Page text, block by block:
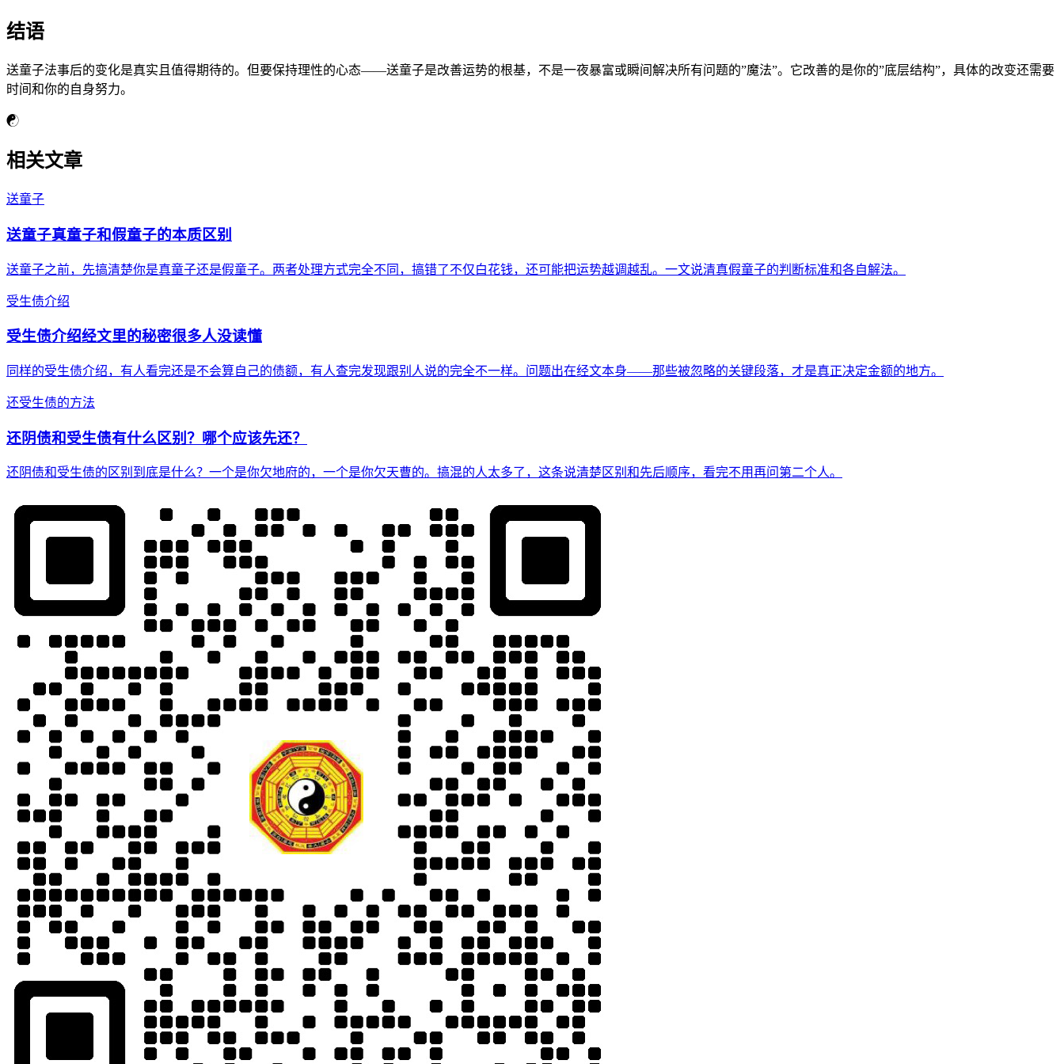
结语
送童子法事后的变化是真实且值得期待的。但要保持理性的心态——送童子是改善运势的根基，不是一夜暴富或瞬间解决所有问题的”魔法”。它改善的是你的”底层结构”，具体的改变还需要
时间和你的自身努力。
☯
相关文章
送童子
送童子真童子和假童子的本质区别
送童子之前，先搞清楚你是真童子还是假童子。两者处理方式完全不同，搞错了不仅白花钱，还可能把运势越调越乱。一文说清真假童子的判断标准和各自解法。
受生债介绍
受生债介绍经文里的秘密很多人没读懂
同样的受生债介绍，有人看完还是不会算自己的债额，有人查完发现跟别人说的完全不一样。问题出在经文本身——那些被忽略的关键段落，才是真正决定金额的地方。
还受生债的方法
还阴债和受生债有什么区别？哪个应该先还？
还阴债和受生债的区别到底是什么？一个是你欠地府的，一个是你欠天曹的。搞混的人太多了，这条说清楚区别和先后顺序，看完不用再问第二个人。